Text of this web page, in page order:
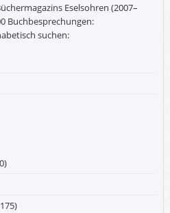
Eselsohren (2007–
Buchbesprechungen:
suchen: